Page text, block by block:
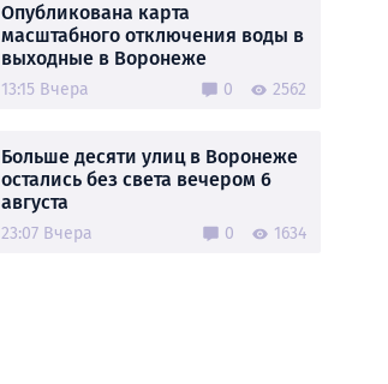
Опубликована карта
масштабного отключения воды в
выходные в Воронеже
13:15 Вчера 0 2562
Больше десяти улиц в Воронеже
остались без света вечером 6
августа
23:07 Вчера 0 1634